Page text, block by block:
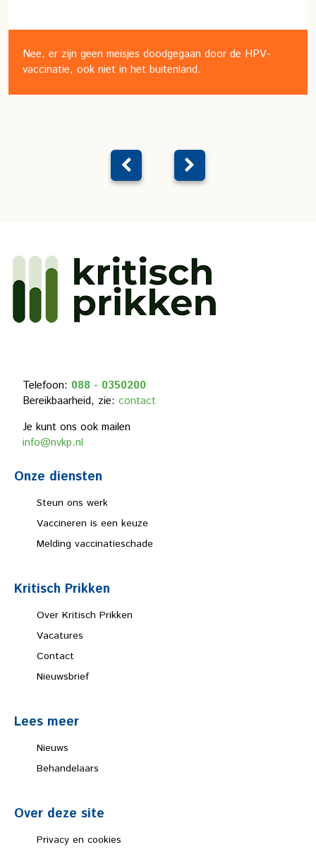
Nee, er zijn geen meisjes doodgegaan door de HPV-
vaccinatie, ook niet in het buitenland.
Telefoon: 088 - 0350200
Bereikbaarheid, zie: contact
Je kunt ons ook mailen
info@nvkp.nl
Onze diensten
Steun ons werk
Vaccineren is een keuze
Melding vaccinatieschade
Kritisch Prikken
Over Kritisch Prikken
Vacatures
Contact
Nieuwsbrief
Lees meer
Nieuws
Behandelaars
Over deze site
Privacy en cookies